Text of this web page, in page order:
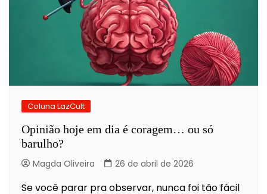
Coluna LazCult
Opinião hoje em dia é coragem… ou só
barulho?
Magda Oliveira 26 de abril de 2026
Se você parar pra observar, nunca foi tão fácil